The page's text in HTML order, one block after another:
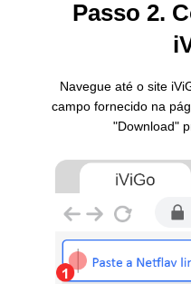
Passo 2.
Navegue até o site
campo fornecido na
"Download"